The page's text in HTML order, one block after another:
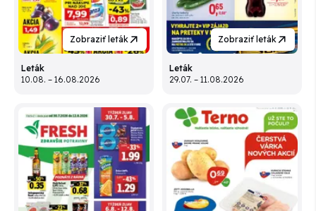
Zobraziť leták
Leták
10.08. – 16.08.2026
Zobraziť leták
Leták
29.07. – 11.08.2026